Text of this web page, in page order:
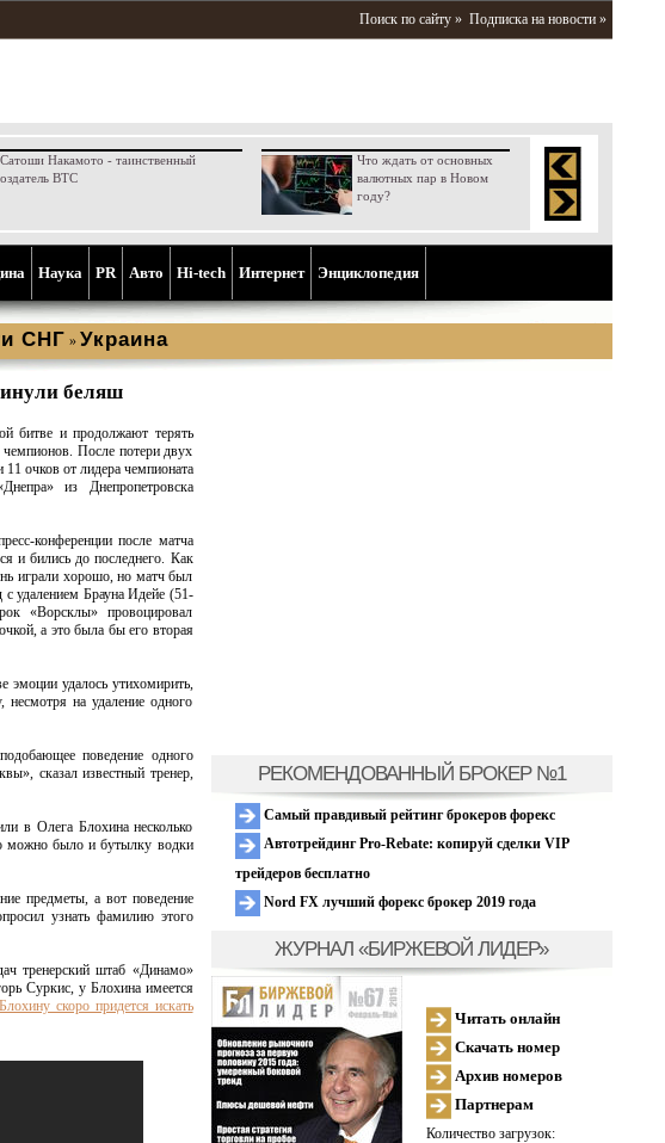
Поиск по сайту » Подписка на новости »
Сатоши Накамото - таинственный
BTC
Что ждать от основных
валютных пар в Новом
году?
Наука PR Aвто Hi-tech Интернет Энциклопедия
СНГ » Украина
беляш
битве и продолжают терять
После потери двух
очков от лидера чемпионата
из Днепропетровска
конференции после матча
и бились до последнего. Как
играли хорошо, но матч был
с удалением Брауна Идейе (51-
«Ворсклы» провоцировал
а это была бы его вторая
эмоции удалось утихомирить,
на удаление одного
поведение одного
сказал известный тренер,
в Олега Блохина несколько
можно было и бутылку водки
предметы, а вот поведение
узнать фамилию этого
тренерский штаб «Динамо»
Суркис, у Блохина имеется
Блохину скоро придется искать
РЕКОМЕНДОВАННЫЙ БРОКЕР №1
Самый правдивый рейтинг брокеров форекс
Автотрейдинг Pro-Rebate: копируй сделки VIP
трейдеров бесплатно
Nord FX лучший форекс брокер 2019 года
ЖУРНАЛ «БИРЖЕВОЙ ЛИДЕР»
Читать онлайн
Скачать номер
Архив номеров
Партнерам
Количество загрузок: